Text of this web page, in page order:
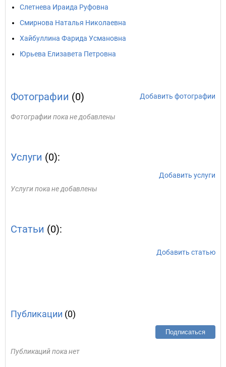
Слетнева Ираида Руфовна
Смирнова Наталья Николаевна
Хайбуллина Фарида Усмановна
Юрьева Елизавета Петровна
Фотографии (0) Добавить фотографии
Фотографии пока не добавлены
Услуги (0):
Добавить услуги
Услуги пока не добавлены
Статьи (0):
Добавить статью
Публикации (0)
Подписаться
Публикаций пока нет